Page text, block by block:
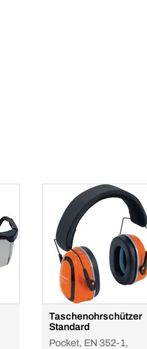
Taschenohrschützer
Standard
Pocket, EN 352-1,